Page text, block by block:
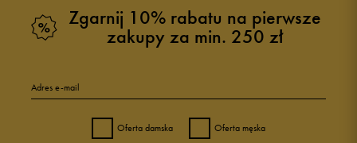
Zgarnij 10% rabatu na pierwsze
zakupy za min. 250 zł
Adres e-mail
Oferta damska Oferta męska